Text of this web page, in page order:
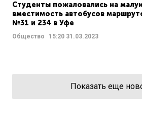
Студенты пожаловались на
вместимость автобусов
№31 и 234 в Уфе
Общество 15:20 31.03.2023
Показать еще